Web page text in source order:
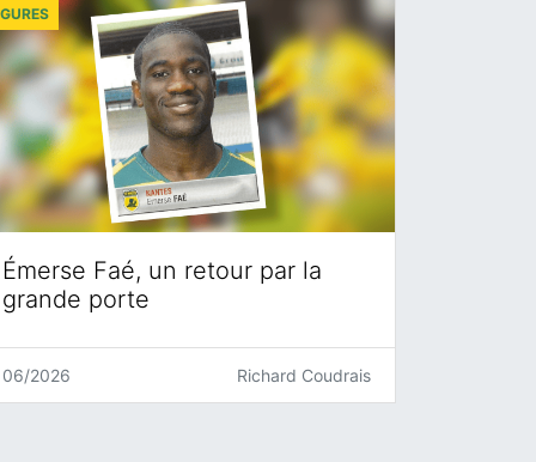
Émerse Faé, un retour par la
grande porte
06/2026 Richard Coudrais